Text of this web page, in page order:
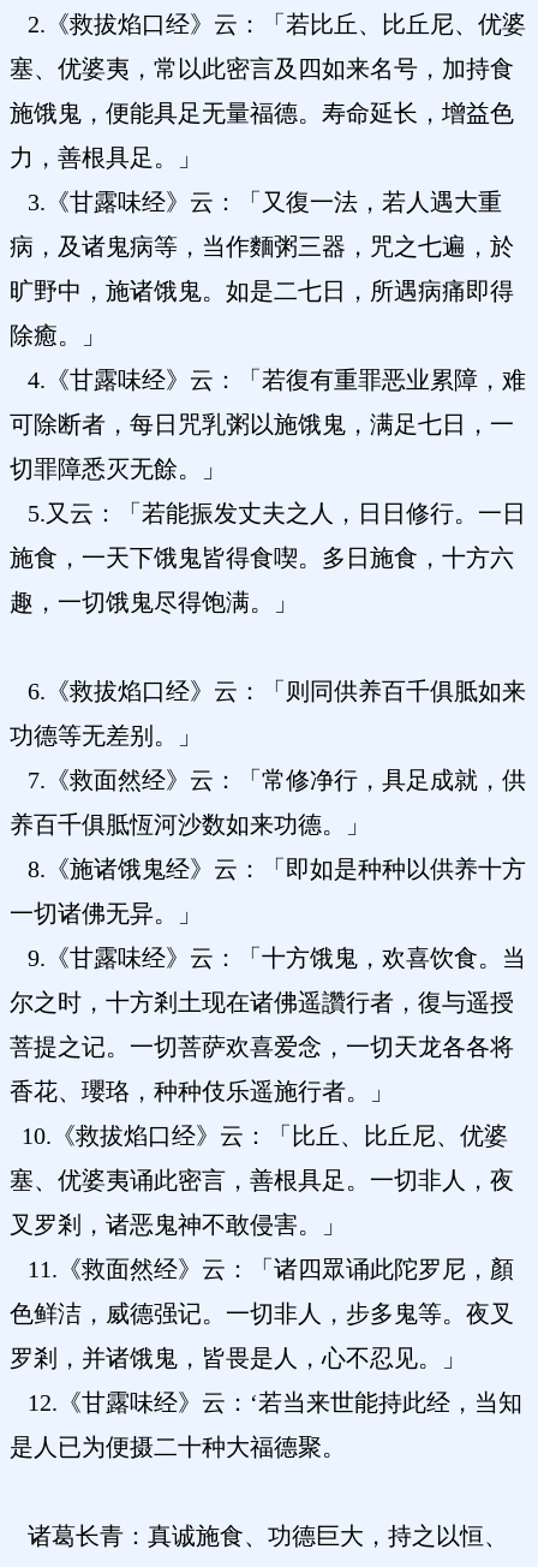
2.《救拔焰口经》云：「若比丘、比丘尼、优婆
塞、优婆夷，常以此密言及四如来名号，加持食
施饿鬼，便能具足无量福德。寿命延长，增益色
力，善根具足。」
3.《甘露味经》云：「又復一法，若人遇大重
病，及诸鬼病等，当作麵粥三器，咒之七遍，於
旷野中，施诸饿鬼。如是二七日，所遇病痛即得
除癒。」
4.《甘露味经》云：「若復有重罪恶业累障，难
可除断者，每日咒乳粥以施饿鬼，满足七日，一
切罪障悉灭无餘。」
5.又云：「若能振发丈夫之人，日日修行。一日
施食，一天下饿鬼皆得食喫。多日施食，十方六
趣，一切饿鬼尽得饱满。」
6.《救拔焰口经》云：「则同供养百千俱胝如来
功德等无差别。」
7.《救面然经》云：「常修净行，具足成就，供
养百千俱胝恆河沙数如来功德。」
8.《施诸饿鬼经》云：「即如是种种以供养十方
一切诸佛无异。」
9.《甘露味经》云：「十方饿鬼，欢喜饮食。当
尔之时，十方剎土现在诸佛遥讚行者，復与遥授
菩提之记。一切菩萨欢喜爱念，一切天龙各各将
香花、瓔珞，种种伎乐遥施行者。」
10.《救拔焰口经》云：「比丘、比丘尼、优婆
塞、优婆夷诵此密言，善根具足。一切非人，夜
叉罗剎，诸恶鬼神不敢侵害。」
11.《救面然经》云：「诸四眾诵此陀罗尼，顏
色鲜洁，威德强记。一切非人，步多鬼等。夜叉
罗剎，并诸饿鬼，皆畏是人，心不忍见。」
12.《甘露味经》云：‘若当来世能持此经，当知
是人已为便摄二十种大福德聚。
诸葛长青：真诚施食、功德巨大，持之以恒、